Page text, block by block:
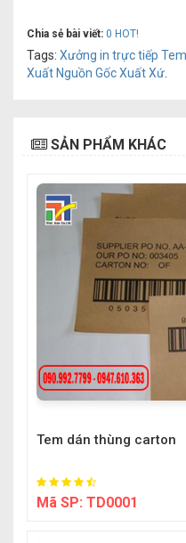
Chia sẻ bài viết: 0 HOT!
Tags: Xưởng in trực tiếp
Xuất Nguồn Gốc Xuất Xứ
SẢN PHẨM KHÁC
Tem dán thùng carton
Mã SP: TD0001